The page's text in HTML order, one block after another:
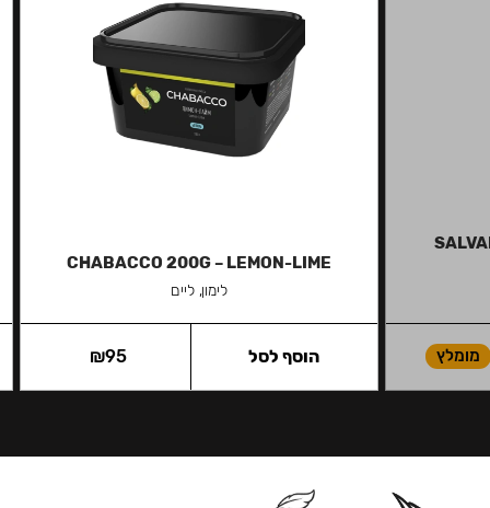
מומלץ
CHABACCO 200G – LEMON-LIME
לימון, ליים
₪95 הוסף לסל